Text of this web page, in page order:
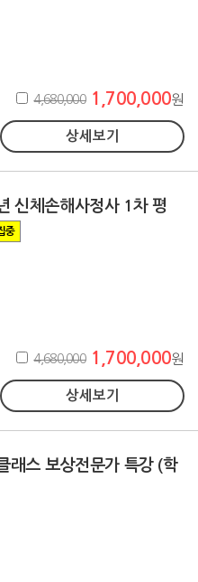
4,680,000 1,700,000원
상세보기
신체손해사정사 1차 평
중
4,680,000 1,700,000원
상세보기
래스 보상전문가 특강 (학